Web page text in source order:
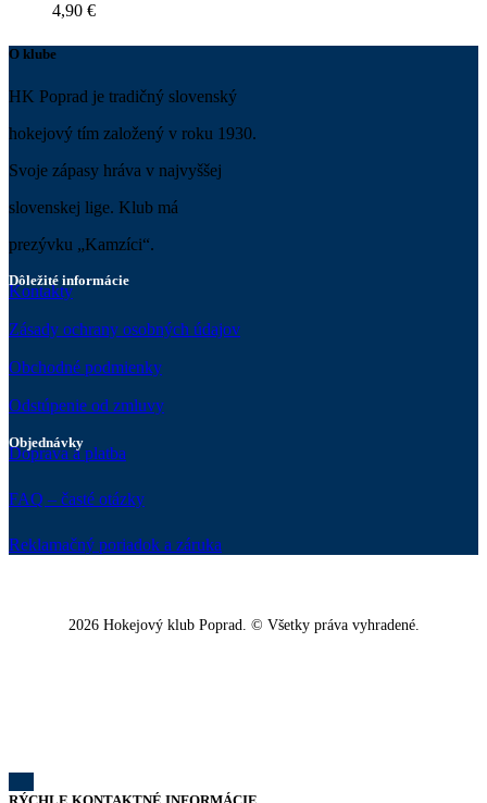
4,90 €
O klube
HK Poprad je tradičný slovenský
hokejový tím založený v roku 1930.
Svoje zápasy hráva v najvyššej
slovenskej lige. Klub má
prezývku „Kamzíci“.
Dôležité informácie
Kontakty
Zásady ochrany osobných údajov
Obchodné podmienky
Odstúpenie od zmluvy
Objednávky
Doprava a platba
FAQ – časté otázky
Reklamačný poriadok a záruka
2026 Hokejový klub Poprad. © Všetky práva vyhradené.